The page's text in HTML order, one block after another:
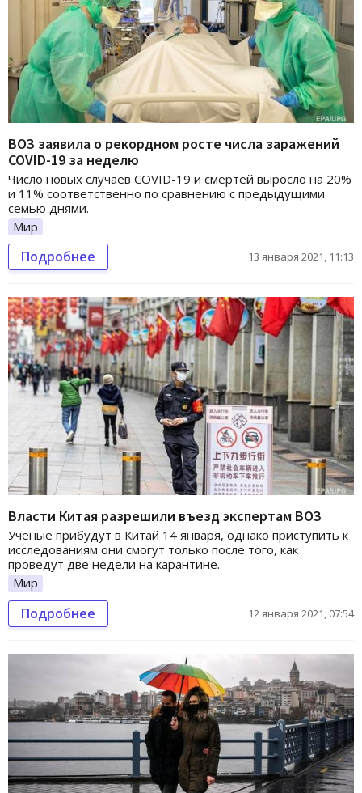
ВОЗ заявила о рекордном росте числа заражений
COVID-19 за неделю
Число новых случаев COVID-19 и смертей выросло на 20%
и 11% соответственно по сравнению с предыдущими
семью днями.
Мир
Подробнее 13 января 2021, 11:13
Власти Китая разрешили въезд экспертам ВОЗ
Ученые прибудут в Китай 14 января, однако приступить к
исследованиям они смогут только после того, как
проведут две недели на карантине.
Мир
Подробнее 12 января 2021, 07:54